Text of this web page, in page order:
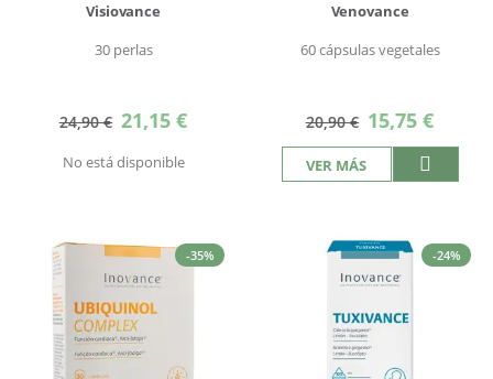
Visiovance
30 perlas
24,90 € Precio
especial
21,15 €
No está disponible
Venovance
60 cápsulas vegetales
20,90 € Precio
especial
15,75 €
VER MÁS
-35% -24%